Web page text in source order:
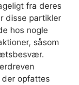
fra deres
disse partikler
hos nogle
såsom
opfattes